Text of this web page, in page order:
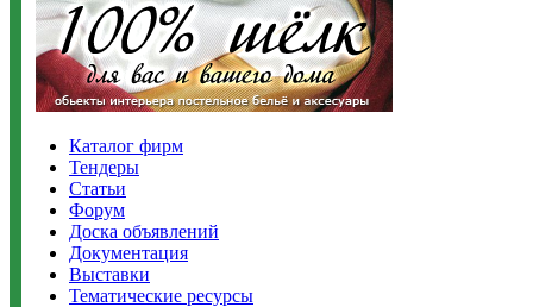
Каталог фирм
Тендеры
Статьи
Форум
Доска объявлений
Документация
Выставки
Тематические ресурсы